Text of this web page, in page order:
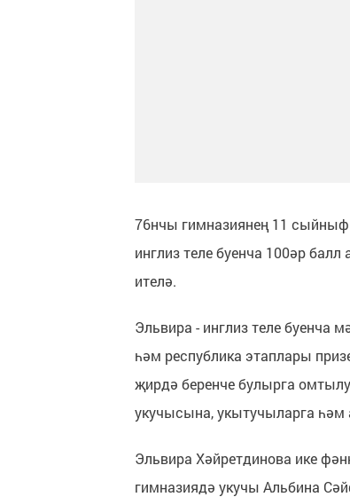
76нчы гимназиянең 11
инглиз теле буенча 100әр
ителә.
Эльвира - инглиз теле
һәм республика этаплары
җирдә беренче булырга
укучысына, укытучыларга һәм
Эльвира Хәйретдинова ике
гимназиядә укучы Альбина